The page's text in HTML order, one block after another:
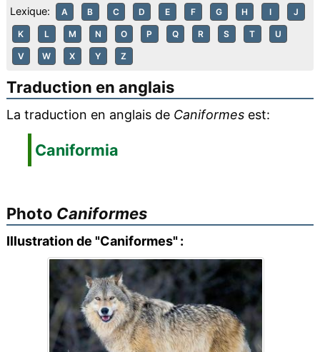
Lexique: A B C D E F G H I J
K L M N O P Q R S T U
V W X Y Z
Traduction en anglais
La traduction en anglais de Caniformesest:
Caniformia
Photo Caniformes
Illustration de "Caniformes" :